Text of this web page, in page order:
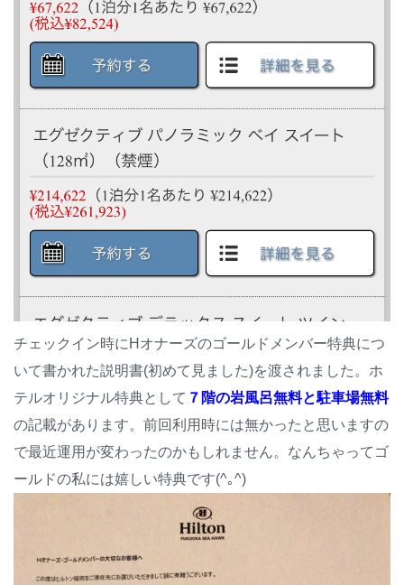
チェックイン時にHオナーズのゴールドメンバー特典につ
いて書かれた説明書(初めて見ました)を渡されました。ホ
テルオリジナル特典として ７階の岩風呂無料と駐車場無料
の記載があります。前回利用時には無かったと思いますの
で最近運用が変わったのかもしれません。なんちゃってゴ
ールドの私には嬉しい特典です(^｡^)